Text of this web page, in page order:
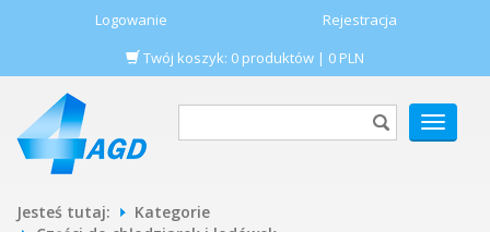
Logowanie
Rejestracja
Twój koszyk: 0 produktów | 0 PLN
POKAŻ
MENU
Jesteś tutaj:
Kategorie